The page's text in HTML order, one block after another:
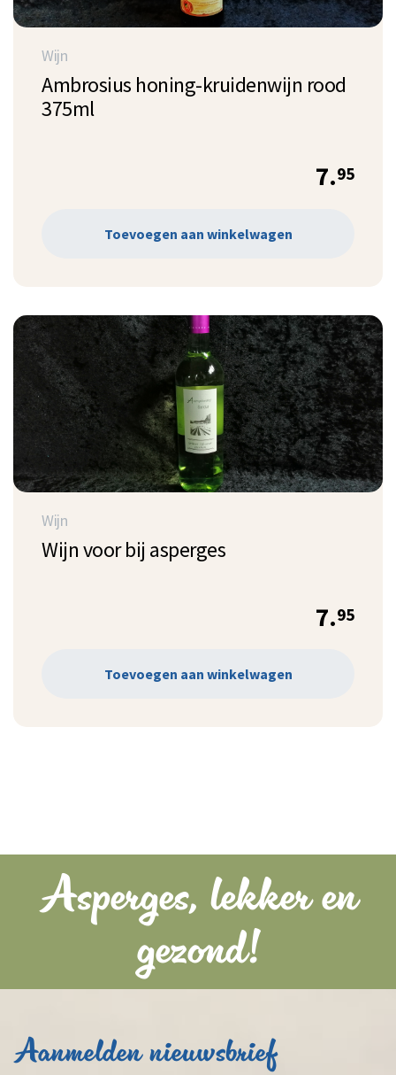
Wijn
Ambrosius honing-kruidenwijn rood
375ml
7.95
Toevoegen aan winkelwagen
Wijn
Wijn voor bij asperges
7.95
Toevoegen aan winkelwagen
Asperges, lekker en
gezond!
Aanmelden nieuwsbrief